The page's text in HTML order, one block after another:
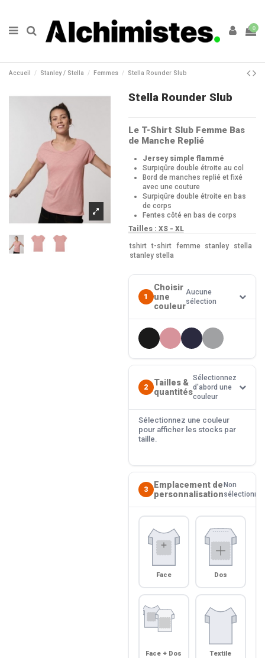
0
Accueil Stanley / Stella Femmes Stella Rounder Slub
Stella Rounder Slub
Le T-Shirt Slub Femme Bas
de Manche Replié
Jersey simple flammé
Surpiqûre double étroite au col
Bord de manches replié et fixé
avec une couture
Surpiqûre double étroite en bas
de corps
Fentes côté en bas de corps
Tailles : XS - XL
tshirt t-shirt femme stanley
stella
stanley stella
1
Choisir
une
couleur
Aucune
sélection
2
Tailles &
quantités
Sélectionnez
d'abord une
couleur
Sélectionnez une couleur
pour afficher les stocks par
taille.
3
Emplacement de
personnalisation
Non
sélectionné
Face Dos
Face + Dos
Textile